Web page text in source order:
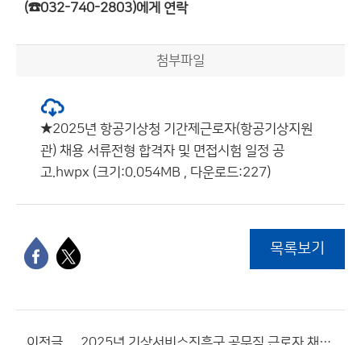
(☎032-740-2803)에게 연락
첨부파일
★2025년 항공기상청 기간제근로자(항공기상지원
관) 채용 서류전형 합격자 및 면접시험 일정 공
고.hwpx (크기:0.054MB , 다운로드:227)
목록보기